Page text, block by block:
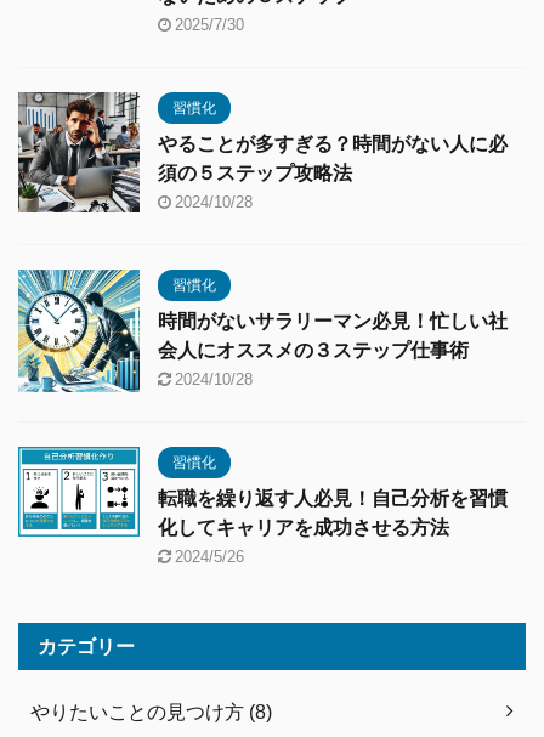
2025/7/30
習慣化
やることが多すぎる？時間がない人に必
須の５ステップ攻略法
2024/10/28
習慣化
時間がないサラリーマン必見！忙しい社
会人にオススメの３ステップ仕事術
2024/10/28
習慣化
転職を繰り返す人必見！自己分析を習慣
化してキャリアを成功させる方法
2024/5/26
カテゴリー
やりたいことの見つけ方 (8)